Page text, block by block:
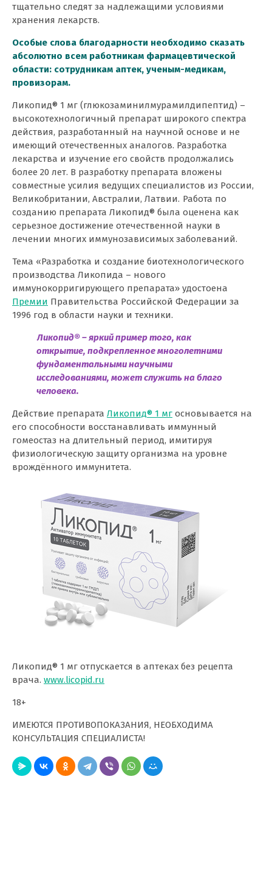
тщательно следят за надлежащими условиями
хранения лекарств.
Особые слова благодарности необходимо сказать
абсолютно всем работникам фармацевтической
области: сотрудникам аптек, ученым-медикам,
провизорам.
Ликопид® 1 мг (глюкозаминилмурамилдипептид) –
высокотехнологичный препарат широкого спектра
действия, разработанный на научной основе и не
имеющий отечественных аналогов. Разработка
лекарства и изучение его свойств продолжались
более 20 лет. В разработку препарата вложены
совместные усилия ведущих специалистов из России,
Великобритании, Австралии, Латвии. Работа по
созданию препарата Ликопид® была оценена как
серьезное достижение отечественной науки в
лечении многих иммунозависимых заболеваний.
Тема «Разработка и создание биотехнологического
производства Ликопида – нового
иммунокорригирующего препарата» удостоена
Премии Правительства Российской Федерации за
1996 год в области науки и техники.
Ликопид® – яркий пример того, как
открытие, подкрепленное многолетними
фундаментальными научными
исследованиями, может служить на благо
человека.
Действие препарата Ликопид® 1 мг основывается на
его способности восстанавливать иммунный
гомеостаз на длительный период, имитируя
физиологическую защиту организма на уровне
врождённого иммунитета.
Ликопид® 1 мг отпускается в аптеках без рецепта
врача. www.licopid.ru
18+
ИМЕЮТСЯ ПРОТИВОПОКАЗАНИЯ, НЕОБХОДИМА
КОНСУЛЬТАЦИЯ СПЕЦИАЛИСТА!